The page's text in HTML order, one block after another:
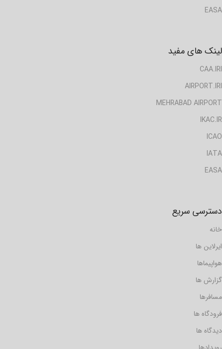
EASA
لینک های مفید
CAA.IRI
AIRPORT.IRI
MEHRABAD AIRPORT
IKAC.IR
ICAO
IATA
EASA
دسترسی سریع
خانه
ایرلاین ها
هواپیماها
گزارش ها
مسافرها
فرودگاه ها
دیدگاه ها